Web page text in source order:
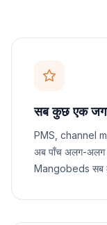
सब कुछ एक
PMS, channel
अब पाँच अलग-अलग
Mangobeds सब